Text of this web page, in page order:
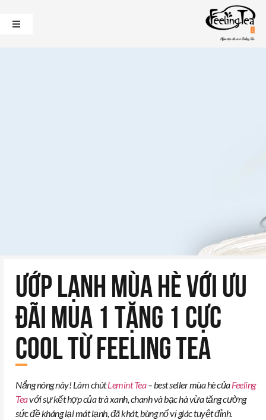
ƯỚP LẠNH MÙA HÈ VỚI ƯU
ĐÃI MUA 1 TẶNG 1 CỰC
COOL TỪ FEELING TEA
Nắng nóng này! Làm chútLemint Tea– best seller mùa hè củaFeeling
Teavới sự kết hợp của trà xanh, chanh và bạc hà vừa tăng cường
sức đề kháng lại mát lạnh, đã khát, bùng nổ vị giác tuyệt đỉnh.